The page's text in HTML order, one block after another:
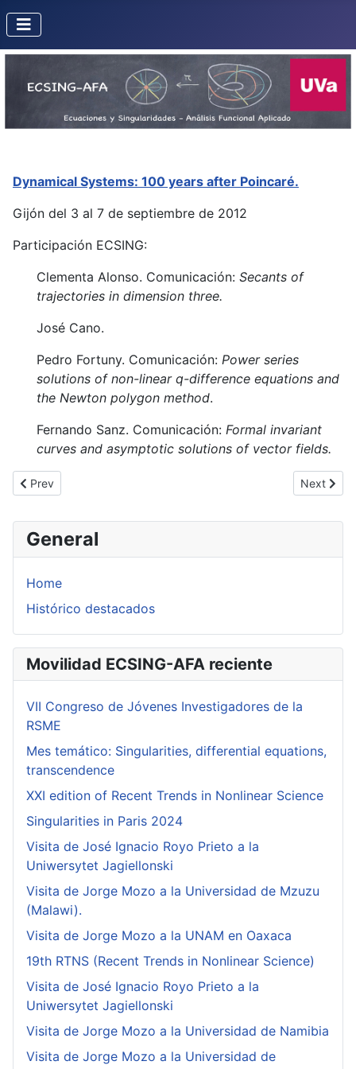
General
Home
Histórico destacados
Movilidad ECSING-AFA reciente
VII Congreso de Jóvenes Investigadores de la
RSME
Mes temático: Singularities, differential equations,
transcendence
XXI edition of Recent Trends in Nonlinear Science
Singularities in Paris 2024
Visita de José Ignacio Royo Prieto a la
Uniwersytet Jagiellonski
Visita de Jorge Mozo a la Universidad de Mzuzu
(Malawi).
Visita de Jorge Mozo a la UNAM en Oaxaca
19th RTNS (Recent Trends in Nonlinear Science)
Visita de José Ignacio Royo Prieto a la
Uniwersytet Jagiellonski
Visita de Jorge Mozo a la Universidad de Namibia
Visita de Jorge Mozo a la Universidad de
Dynamical Systems: 100 years after Poincaré.
Gijón del 3 al 7 de septiembre de 2012
Participación ECSING:
Clementa Alonso. Comunicación: Secants of
trajectories in dimension three.
José Cano.
Pedro Fortuny. Comunicación: Power series
solutions of non-linear q-difference equations and
the Newton polygon method.
Fernando Sanz. Comunicación: Formal invariant
curves and asymptotic solutions of vector fields.
Previous article: XIX Encuentro de Topología (A Coruña. 5
Prev Next
Next